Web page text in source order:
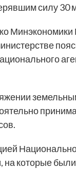
силу 30
Минэкономики
на которые